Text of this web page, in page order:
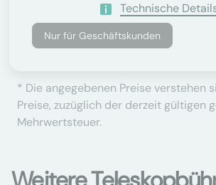
Technische
Nur für Geschäftskunden
* Die angegebenen Preise verstehen
Preise, zuzüglich der derzeit gültigen
Mehrwertsteuer.